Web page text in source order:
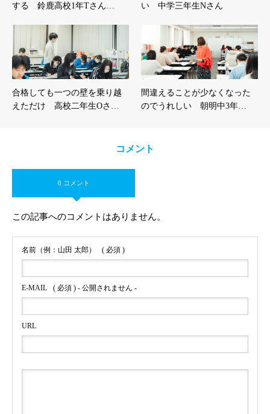
する 鈴鹿高校1年Tさん…
い 中学三年生Nさん
合格しても一つの壁を乗り越
えただけ 高校二年生Oさ…
間違えることが少なくなった
のでうれしい 朝明中3年…
コメント
0 コメント
この記事へのコメントはありません。
名前（例：山田 太郎） ( 必須 )
E-MAIL ( 必須 ) - 公開されません -
URL